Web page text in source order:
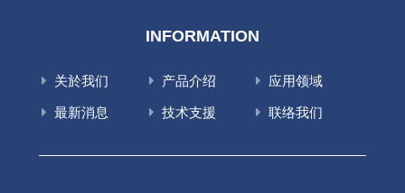
INFORMATION
关於我们 产品介绍
应用领域
最新消息
技术支援 联络我们